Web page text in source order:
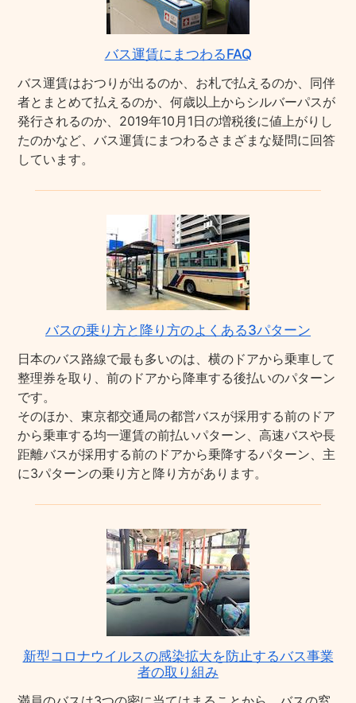
バス運賃にまつわるFAQ
バス運賃はおつりが出るのか、お札で払えるのか、同伴
者とまとめて払えるのか、何歳以上からシルバーパスが
発行されるのか、2019年10月1日の増税後に値上がりし
たのかなど、バス運賃にまつわるさまざまな疑問に回答
しています。
バスの乗り方と降り方のよくある3パターン
日本のバス路線で最も多いのは、横のドアから乗車して
整理券を取り、前のドアから降車する後払いのパターン
です。
そのほか、東京都交通局の都営バスが採用する前のドア
から乗車する均一運賃の前払いパターン、高速バスや長
距離バスが採用する前のドアから乗降するパターン、主
に3パターンの乗り方と降り方があります。
新型コロナウイルスの感染拡大を防止するバス事業
者の取り組み